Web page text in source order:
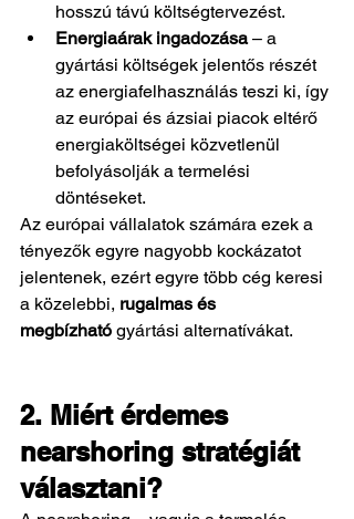
hosszú távú költségtervezést.
Energiaárak ingadozása – a
gyártási költségek jelentős részét
az energiafelhasználás teszi ki, így
az európai és ázsiai piacok eltérő
energiaköltségei közvetlenül
befolyásolják a termelési
döntéseket.
Az európai vállalatok számára ezek a
tényezők egyre nagyobb kockázatot
jelentenek, ezért egyre több cég keresi
a közelebbi, rugalmas és
megbízható gyártási alternatívákat.
2. Miért érdemes
nearshoring stratégiát
választani?